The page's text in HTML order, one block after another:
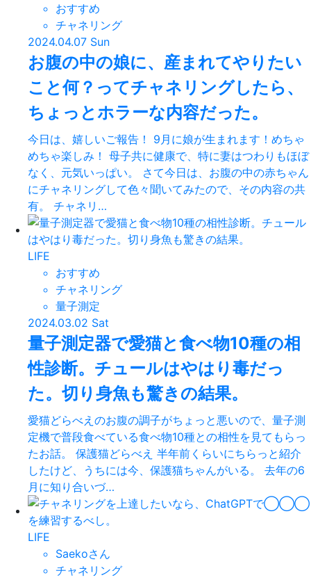
おすすめ
チャネリング
2024.04.07 Sun
お腹の中の娘に、産まれてやりたい
こと何？ってチャネリングしたら、
ちょっとホラーな内容だった。
今日は、嬉しいご報告！ 9月に娘が生まれます！めちゃ
めちゃ楽しみ！ 母子共に健康で、特に妻はつわりもほぼ
なく、元気いっぱい。 さて今日は、お腹の中の赤ちゃん
にチャネリングして色々聞いてみたので、その内容の共
有。 チャネリ…
LIFE
おすすめ
チャネリング
量子測定
2024.03.02 Sat
量子測定器で愛猫と食べ物10種の相
性診断。チュールはやはり毒だっ
た。切り身魚も驚きの結果。
愛猫どらべえのお腹の調子がちょっと悪いので、量子測
定機で普段食べている食べ物10種との相性を見てもらっ
たお話。 保護猫どらべえ 半年前くらいにちらっと紹介
したけど、うちには今、保護猫ちゃんがいる。 去年の6
月に知り合いづ…
LIFE
Saekoさん
チャネリング